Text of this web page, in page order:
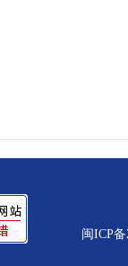
闽ICP备